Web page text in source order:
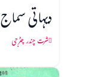
دیہاتی سماج
شرت چندر چٹرجی